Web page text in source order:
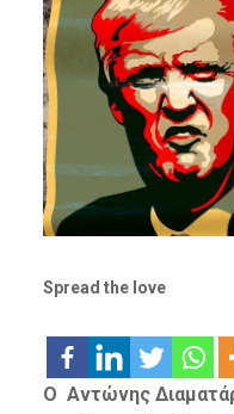
Spread the love
Ο Αντώνης